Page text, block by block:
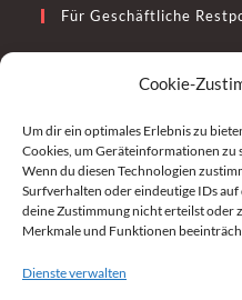
Cookie-
Um dir ein optimales Erlebnis zu
Cookies, um Geräteinformationen
Wenn du diesen Technologien
Surfverhalten oder eindeutige IDs
deine Zustimmung nicht erteilst oder
Merkmale und Funktionen
Dienste verwalten
Für Geschäftliche
VERTRAG
Erstellt Von